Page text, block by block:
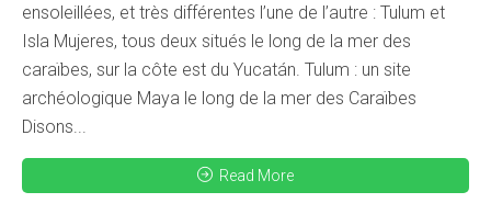
ensoleillées, et très différentes l’une de l’autre : Tulum et
Isla Mujeres, tous deux situés le long de la mer des
caraïbes, sur la côte est du Yucatán. Tulum : un site
archéologique Maya le long de la mer des Caraïbes
Disons...
Read More